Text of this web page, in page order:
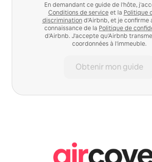
En demandant ce guide de l'hôte,
Conditions de serviceet la Politique
discrimination d'Airbnb, et je confirme
connaissance de la Politique de
d'Airbnb. J'accepte qu'Airbnb
coordonnées à l'immeuble.
Obtenir mon guide